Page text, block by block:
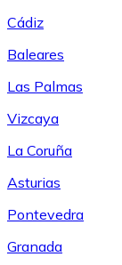
Cádiz
Baleares
Las Palmas
Vizcaya
La Coruña
Asturias
Pontevedra
Granada